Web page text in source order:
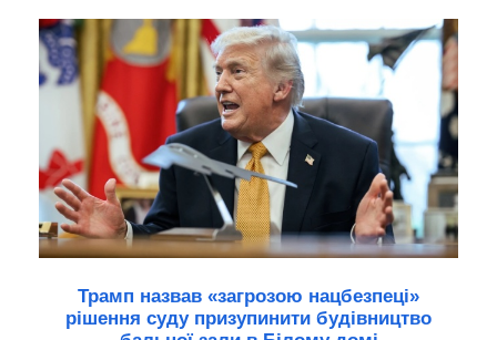
Трамп назвав «загрозою нацбезпеці»
рішення суду призупинити будівництво